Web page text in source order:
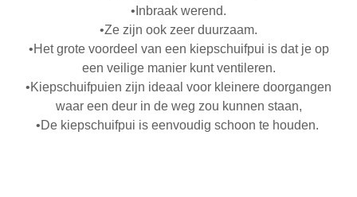
•Inbraak werend.
•Ze zijn ook zeer duurzaam.
•Het grote voordeel van een kiepschuifpui is dat je op
een veilige manier kunt ventileren.
•Kiepschuifpuien zijn ideaal voor kleinere doorgangen
waar een deur in de weg zou kunnen staan,
•De kiepschuifpui is eenvoudig schoon te houden.